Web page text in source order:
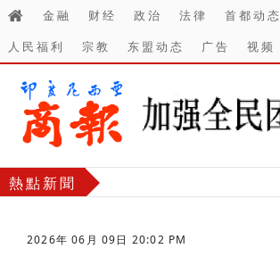
金融 财经 政治 法律 首都动态
人民福利
宗教 东盟动态 广告 视频
熱點新聞
2026年 06月 09日 20:02 PM